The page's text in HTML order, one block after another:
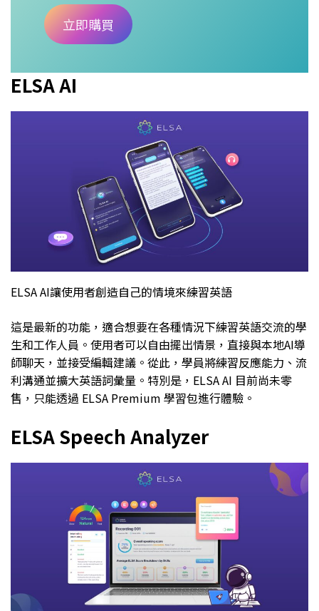
立即購買
ELSA AI
ELSA AI讓使用者創造自己的情境來練習英語
這是最新的功能，適合想要在各種情況下練習英語交流的學
生和工作人員。使用者可以自由擺出情景，直接與本地AI導
師聊天，並接受編輯建議。從此，學員將練習反應能力、流
利溝通並擴大英語詞彙量。特別是，ELSA AI 目前尚未零
售，只能透過 ELSA Premium 學習包進行體驗。
ELSA Speech Analyzer